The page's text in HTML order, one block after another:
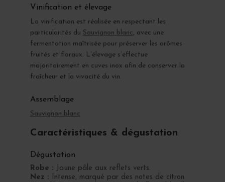
Vinification et élevage
La vinification est réalisée en respectant les
particularités du Sauvignon blanc , avec une
fermentation maîtrisée pour préserver les arômes
fruités et floraux. L’élevage s’effectue
majoritairement en cuves inox afin de conserver la
fraîcheur et la vivacité du vin.
Assemblage
Sauvignon blanc
Caractéristiques & dégustation
Dégustation
Robe : Jaune pâle aux reflets verts.
Nez : Intense, marqué par des notes de citron